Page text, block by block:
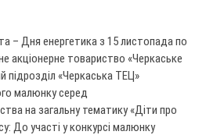
– Дня енергетика з 15 листопада по
акціонерне товариство «Черкаське
підрозділ «Черкаська ТЕЦ»
малюнку серед
на загальну тематику «Діти про
До участі у конкурсі малюнку